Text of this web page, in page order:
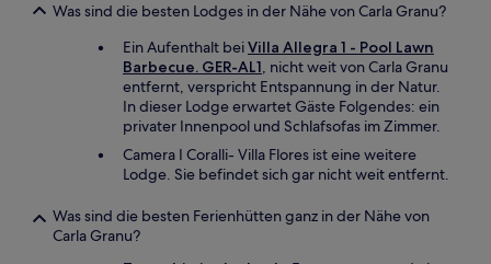
Was sind die besten Lodges in der Nähe von Carla Granu?
Ein Aufenthalt beiVilla Allegra 1 - Pool Lawn
Barbecue. GER-AL1, nicht weit von Carla Granu
entfernt, verspricht Entspannung in der Natur.
In dieser Lodge erwartet Gäste Folgendes: ein
privater Innenpool und Schlafsofas im Zimmer.
Camera I Coralli- Villa Flores ist eine weitere
Lodge. Sie befindet sich gar nicht weit entfernt.
Was sind die besten Ferienhütten ganz in der Nähe von
Carla Granu?